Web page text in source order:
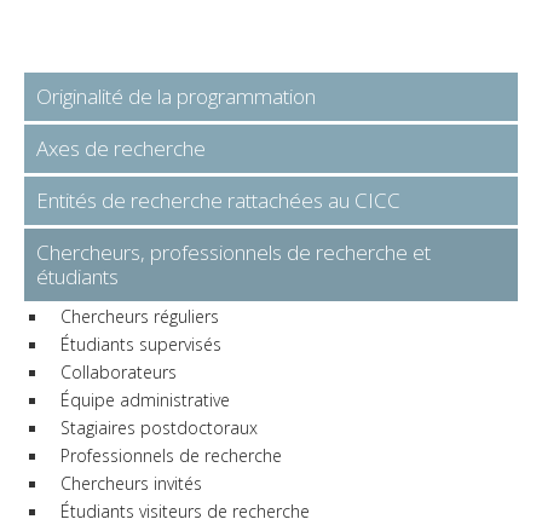
Originalité de la programmation
Axes de recherche
Entités de recherche rattachées au CICC
Chercheurs, professionnels de recherche et
étudiants
Chercheurs réguliers
Étudiants supervisés
Collaborateurs
Équipe administrative
Stagiaires postdoctoraux
Professionnels de recherche
Chercheurs invités
Étudiants visiteurs de recherche